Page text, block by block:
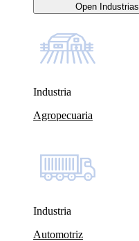
Open Industrias
Industria
Agropecuaria
Industria
Automotriz